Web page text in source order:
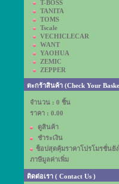
T-BOSS
TANITA
TOMS
Tscale
VECHICLECAR
WANT
YAOHUA
ZEMIC
ZEPPER
ตะกร้าสินค้า (Check Your
จำนวน : 0 ชิ้น
ราคา : 0.00
ดูสินค้า
ชำระเงิน
ช็อปสุดคุ้มราคาโปรโมรชั่นยั
ภาษีมูลค่าเพิ่ม
ติดต่อเรา ( Contact Us )